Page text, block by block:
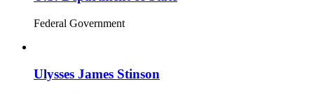
Federal Government
Ulysses James Stinson